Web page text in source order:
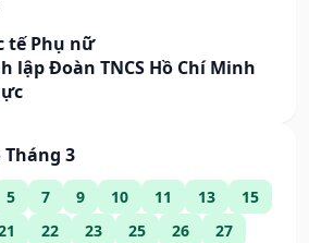
tế Phụ nữ
lập Đoàn TNCS Hồ Chí Minh
3
5 7 9 10 11 13
15
22 23 25 26
27